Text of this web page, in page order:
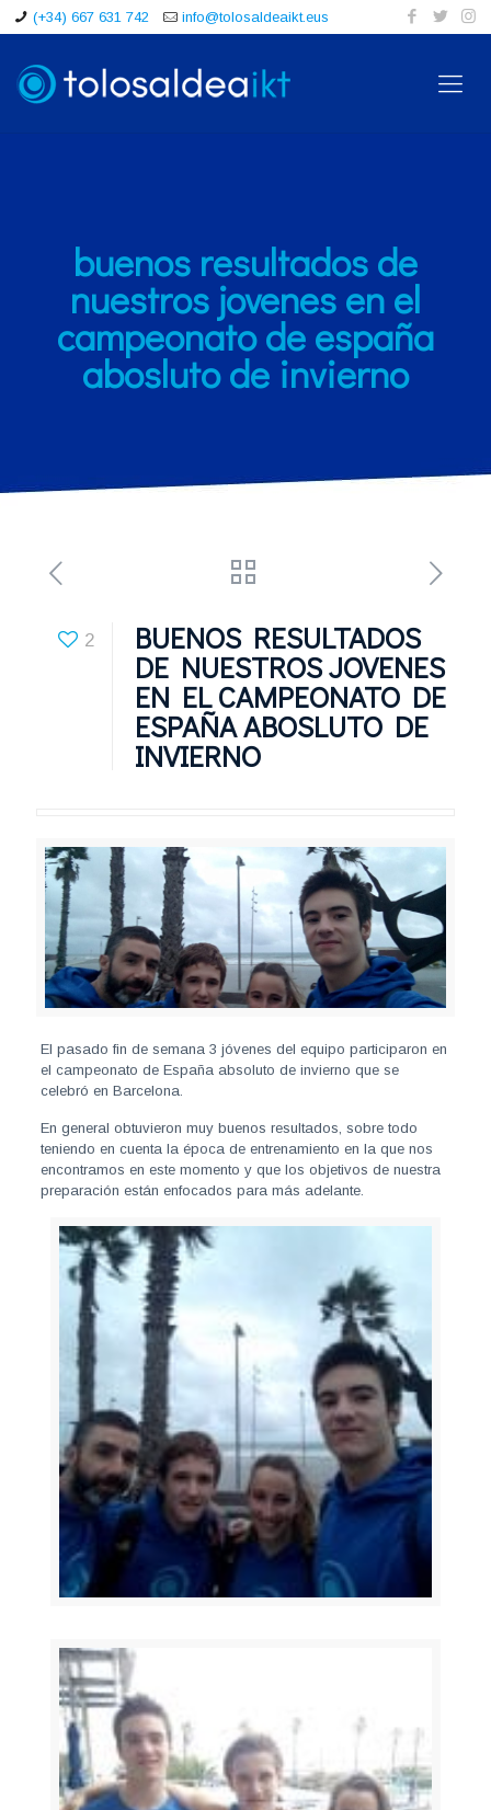
(+34) 667 631 742 info@tolosaldeaikt.eus
buenos resultados de
nuestros jovenes en el
campeonato de españa
abosluto de invierno
2 BUENOS RESULTADOS
DE NUESTROS JOVENES
EN EL CAMPEONATO DE
ESPAÑA ABOSLUTO DE
INVIERNO
El pasado fin de semana 3 jóvenes del equipo participaron en
el campeonato de España absoluto de invierno que se
celebró en Barcelona.
En general obtuvieron muy buenos resultados, sobre todo
teniendo en cuenta la época de entrenamiento en la que nos
encontramos en este momento y que los objetivos de nuestra
preparación están enfocados para más adelante.